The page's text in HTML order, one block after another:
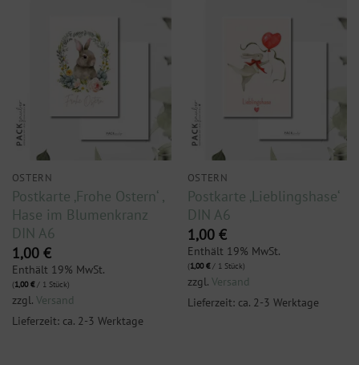
OSTERN
Postkarte ‚Frohe Ostern‘ ,
Hase im Blumenkranz
DIN A6
1,00 €
Enthält 19% MwSt.
(1,00€/ 1 Stück)
zzgl. Versand
Lieferzeit: ca. 2-3 Werktage
OSTERN
Postkarte ‚Lieblingshase‘
DIN A6
1,00 €
Enthält 19% MwSt.
(1,00€/ 1 Stück)
zzgl. Versand
Lieferzeit: ca. 2-3 Werktage